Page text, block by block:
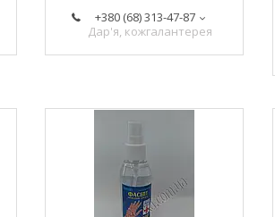
+380 (68) 313-47-87
Дар'я, кожгалантерея